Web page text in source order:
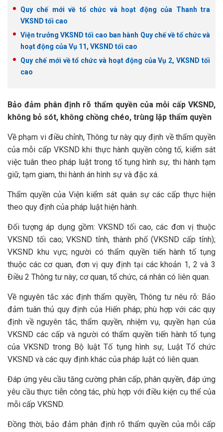
Quy chế mới về tổ chức và hoạt động của Thanh tra
VKSND tối cao
Viện trưởng VKSND tối cao ban hành Quy chế về tổ chức và
hoạt động của Vụ 11, VKSND tối cao
Quy chế mới về tổ chức và hoạt động của Vụ 2, VKSND tối
cao
Bảo đảm phân định rõ thẩm quyền của mỗi cấp VKSND,
không bỏ sót, không chồng chéo, trùng lặp thẩm quyền
Về phạm vi điều chỉnh, Thông tư này quy định về thẩm quyền
của mỗi cấp VKSND khi thực hành quyền công tố, kiểm sát
việc tuân theo pháp luật trong tố tụng hình sự, thi hành tạm
giữ, tạm giam, thi hành án hình sự và đặc xá.
Thẩm quyền của Viện kiểm sát quân sự các cấp thực hiện
theo quy định của pháp luật hiện hành.
Đối tượng áp dụng gồm: VKSND tối cao, các đơn vị thuộc
VKSND tối cao; VKSND tỉnh, thành phố (VKSND cấp tỉnh);
VKSND khu vực; người có thẩm quyền tiến hành tố tụng
thuộc các cơ quan, đơn vị quy định tại các khoản 1, 2 và 3
Điều 2 Thông tư này; cơ quan, tổ chức, cá nhân có liên quan.
Về nguyên tắc xác định thẩm quyền, Thông tư nêu rõ: Bảo
đảm tuân thủ quy định của Hiến pháp; phù hợp với các quy
định về nguyên tắc, thẩm quyền, nhiệm vụ, quyền hạn của
VKSND các cấp và người có thẩm quyền tiến hành tố tụng
của VKSND trong Bộ luật Tố tụng hình sự, Luật Tổ chức
VKSND và các quy định khác của pháp luật có liên quan.
Đáp ứng yêu cầu tăng cường phân cấp, phân quyền, đáp ứng
yêu cầu thực tiễn công tác, phù hợp với điều kiện cụ thể của
mỗi cấp VKSND.
Đồng thời, bảo đảm phân định rõ thẩm quyền của mỗi cấp